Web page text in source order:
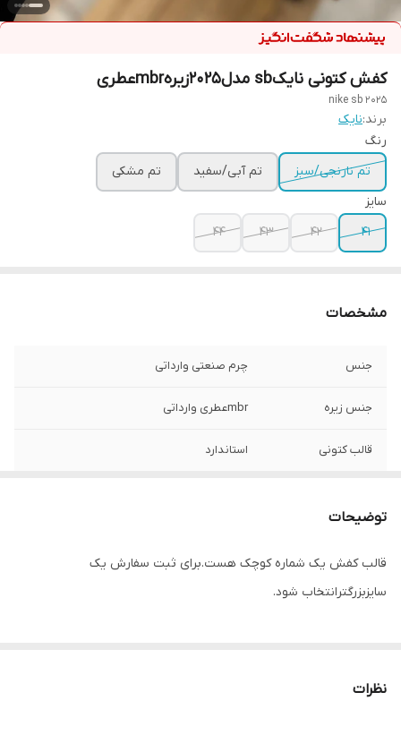
کفش کتونی نایکsb مدل2025زیرهmbrعطری
nike sb 2025
برند:نایک
رنگ
تم نارنجی/سبز
تم آبی/سفید
تم مشکی
سایز
41
42
43
44
مشخصات
جنس چرم صنعتی وارداتی
جنس زیره mbrعطری وارداتی
قالب کتونی استاندارد
کفش
توضیحات
قالب کفش یک شماره کوچک هست.برای ثبت سفارش یک
سایزبزرگترانتخاب شود.
نظرات